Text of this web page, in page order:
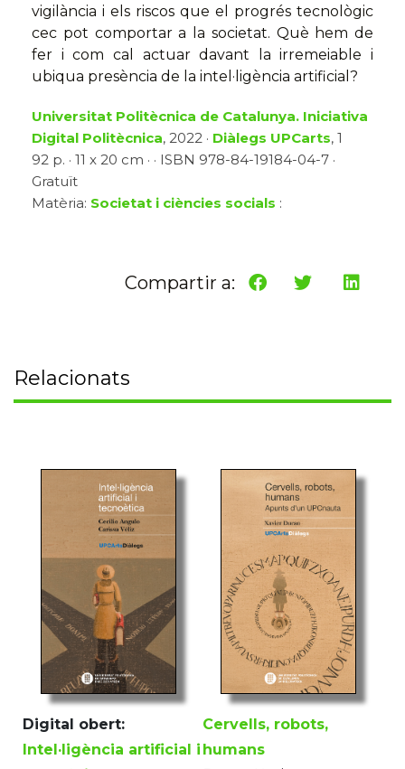
vigilància i els riscos que el progrés tecnològic
cec pot comportar a la societat. Què hem de
fer i com cal actuar davant la irremeiable i
ubiqua presència de la intel·ligència artificial?
Universitat Politècnica de Catalunya. Iniciativa
Digital Politècnica, 2022 · Diàlegs UPCarts, 1
92 p. · 11 x 20 cm · · ISBN 978-84-19184-04-7 ·
Gratuït
Matèria: Societat i ciències socials :
Compartir a:
Relacionats
Digital obert:
Intel·ligència artificial i
Cervells, robots,
humans